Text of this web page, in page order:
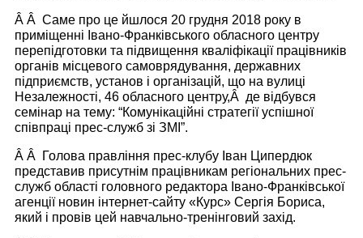
Â Â Саме про це йшлося 20 грудня 2018 року в
приміщенні Івано-Франківського обласного центру
перепідготовки та підвищення кваліфікації працівників
органів місцевого самоврядування, державних
підприємств, установ і організацій, що на вулиці
Незалежності, 46 обласного центру,Â де відбувся
семінар на тему: “Комунікаційні стратегії успішної
співпраці прес-служб зі ЗМІ”.
Â Â Голова правління прес-клубу Іван Ципердюк
представив присутнім працівникам регіональних прес-
служб області головного редактора Івано-Франківської
агенції новин інтернет-сайту «Курс» Сергія Бориса,
який і провів цей навчально-тренінговий захід.